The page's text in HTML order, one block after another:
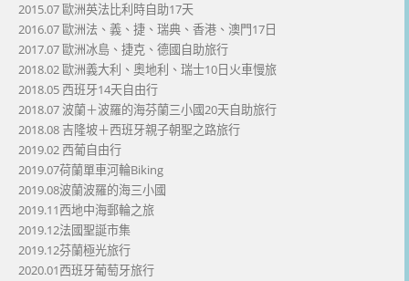
2015.07 歐洲英法比利時自助17天
2016.07 歐洲法、義、捷、瑞典、香港、澳門17日
2017.07 歐洲冰島、捷克、德國自助旅行
2018.02 歐洲義大利、奧地利、瑞士10日火車慢旅
2018.05 西班牙14天自由行
2018.07 波蘭＋波羅的海芬蘭三小國20天自助旅行
2018.08 吉隆坡＋西班牙親子朝聖之路旅行
2019.02 西葡自由行
2019.07荷蘭單車河輪Biking
2019.08波蘭波羅的海三小國
2019.11西地中海郵輪之旅
2019.12法國聖誕市集
2019.12芬蘭極光旅行
2020.01西班牙葡萄牙旅行